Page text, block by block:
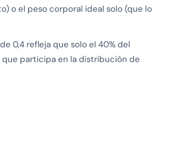
o el peso corporal ideal solo (que lo
0,4 refleja que solo el 40% del
participa en la distribución de